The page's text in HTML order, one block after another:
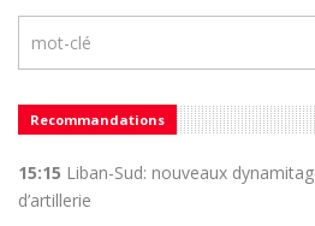
Recommandations
15:15 Liban-Sud: nouveaux
d’artillerie